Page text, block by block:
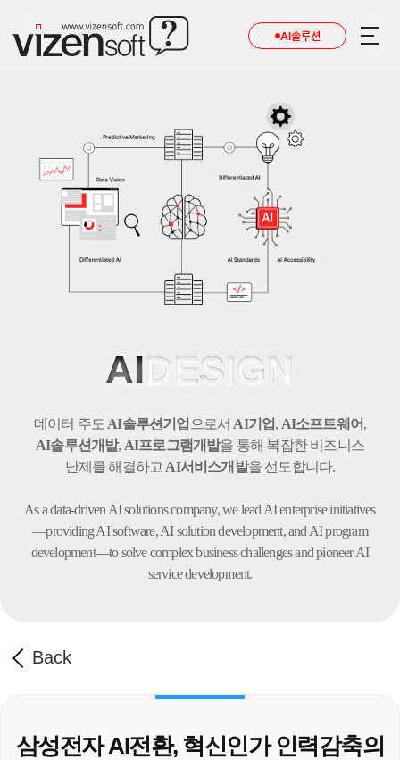
AI솔루션
AIDESIGN
데이터 주도 AI솔루션기업 으로서 AI기업, AI소프트웨어,
AI솔루션개발, AI프로그램개발을 통해 복잡한 비즈니스
난제를 해결하고 AI서비스개발을 선도합니다.
As a data-driven AI solutions company, we lead AI enterprise initiatives
—providing AI software,AI solution development, and AI program
development—to solve complex business challengesand pioneer AI
service development.
Back
삼성전자 AI전환, 혁신인가 인력감축의